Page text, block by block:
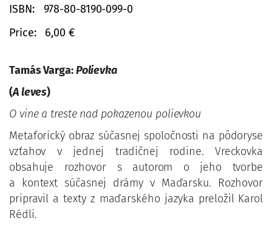
ISBN
978-80-8190-099-0
Price
6,00 €
Tamás Varga:Polievka
(A leves)
O vine a treste nad pokazenou polievkou
Metaforický obraz súčasnej spoločnosti na pôdoryse
vzťahov v jednej tradičnej rodine. Vreckovka
obsahuje rozhovor s autorom o jeho tvorbe
a kontext súčasnej drámy v Maďarsku. Rozhovor
pripravil a texty z maďarského jazyka preložil Karol
Rédli.